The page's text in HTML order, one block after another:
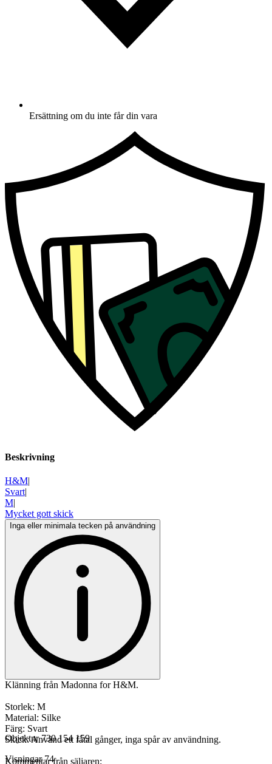
Ersättning om du inte får din vara
Beskrivning
H&M|
Svart|
M|
Mycket gott skick
Inga eller minimala tecken på användning
Klänning från Madonna for H&M.
Storlek: M
Material: Silke
Färg: Svart
Skick: Använd ett fåtal gånger, inga spår av användning.
Kommentar från säljaren:
Objektnr 730 154 159
Visningar 74